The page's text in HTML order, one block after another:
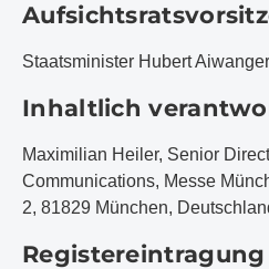
Staatsminister Hubert Aiwanger
Inhaltlich
Maximilian Heiler, Senior
Communications, Messe
2, 81829 München,
Registereintragung